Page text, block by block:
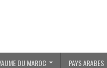
DU MAROC PAYS ARABES